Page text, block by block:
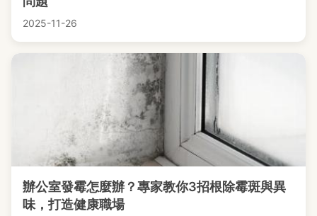
2025-11-26
辦公室發霉怎麼辦？專家教你3招根除霉斑與異
味，打造健康職場